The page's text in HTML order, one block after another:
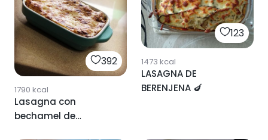
392
1790 kcal
Lasagna con
bechamel de
123
1473 kcal
LASAGNA DE
BERENJENA 🍆